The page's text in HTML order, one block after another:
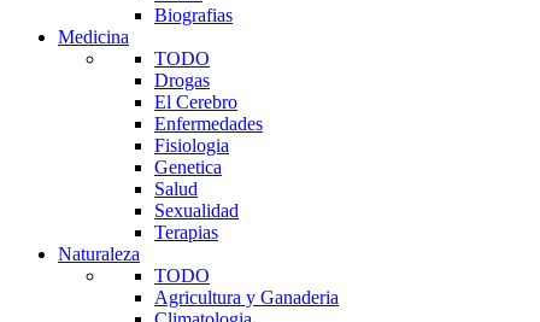
Biografias
Medicina
TODO
Drogas
El Cerebro
Enfermedades
Fisiologia
Genetica
Salud
Sexualidad
Terapias
Naturaleza
TODO
Agricultura y Ganaderia